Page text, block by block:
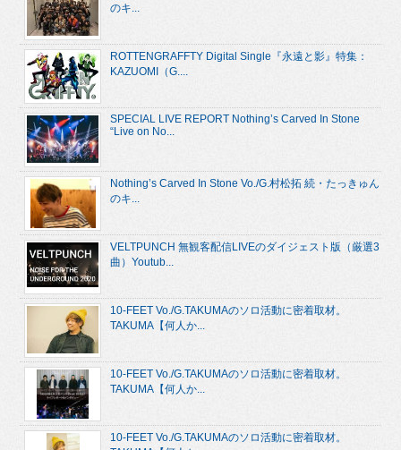
のキ...
ROTTENGRAFFTY Digital Single『永遠と影』特集：
KAZUOMI（G....
SPECIAL LIVE REPORT Nothing’s Carved In Stone
“Live on No...
Nothing’s Carved In Stone Vo./G.村松拓 続・たっきゅん
のキ...
VELTPUNCH 無観客配信LIVEのダイジェスト版（厳選3
曲）Youtub...
10-FEET Vo./G.TAKUMAのソロ活動に密着取材。
TAKUMA【何人か...
10-FEET Vo./G.TAKUMAのソロ活動に密着取材。
TAKUMA【何人か...
10-FEET Vo./G.TAKUMAのソロ活動に密着取材。